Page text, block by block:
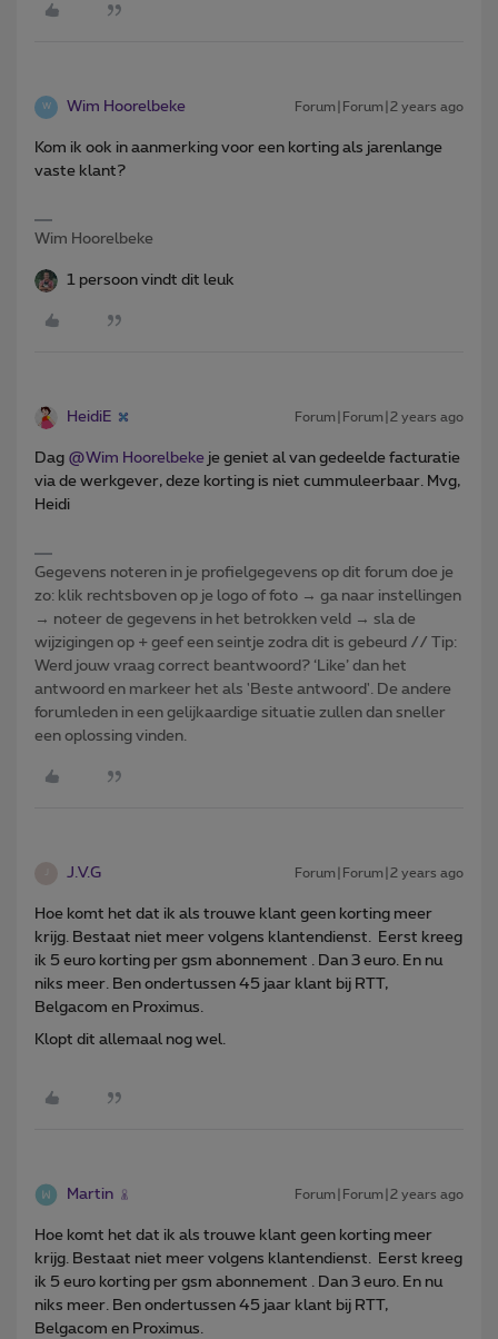
W Wim Hoorelbeke Forum|Forum|2 years ago
Kom ik ook in aanmerking voor een korting als jarenlange
vaste klant?
Wim Hoorelbeke
1 persoon vindt dit leuk
HeidiE Forum|Forum|2 years ago
Dag @Wim Hoorelbeke je geniet al van gedeelde facturatie
via de werkgever, deze korting is niet cummuleerbaar. Mvg,
Heidi
Gegevens noteren in je profielgegevens op dit forum doe je
zo: klik rechtsboven op je logo of foto → ga naar instellingen
→ noteer de gegevens in het betrokken veld → sla de
wijzigingen op + geef een seintje zodra dit is gebeurd // Tip:
Werd jouw vraag correct beantwoord? ‘Like’ dan het
antwoord en markeer het als 'Beste antwoord'. De andere
forumleden in een gelijkaardige situatie zullen dan sneller
een oplossing vinden.
J.V.G Forum|Forum|2 years ago
Hoe komt het dat ik als trouwe klant geen korting meer
krijg. Bestaat niet meer volgens klantendienst. Eerst kreeg
ik 5 euro korting per gsm abonnement . Dan 3 euro. En nu
niks meer. Ben ondertussen 45 jaar klant bij RTT,
Belgacom en Proximus.
Klopt dit allemaal nog wel.
Martin Forum|Forum|2 years ago
Hoe komt het dat ik als trouwe klant geen korting meer
krijg. Bestaat niet meer volgens klantendienst. Eerst kreeg
ik 5 euro korting per gsm abonnement . Dan 3 euro. En nu
niks meer. Ben ondertussen 45 jaar klant bij RTT,
Belgacom en Proximus.